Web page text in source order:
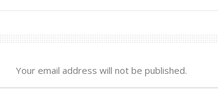
Your email address will not be published.